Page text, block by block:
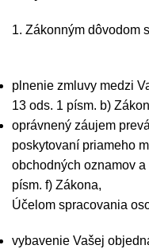
1. Zákonným
plnenie zmluvy medzi
13 ods. 1 písm. b)
oprávnený záujem
poskytovaní priameho
obchodných oznamov
písm. f) Zákona,
Účelom spracovania
vybavenie Vašej